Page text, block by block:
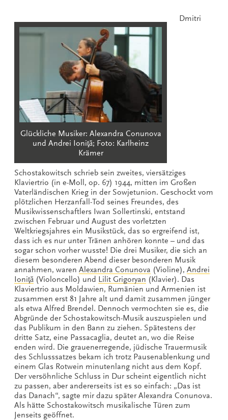
Glückliche Musiker: Alexandra Conunova
und Andrei Ioniţă; Foto: Karlheinz
Krämer
Dmitri
Schostakowitsch schrieb sein zweites, viersätziges
Klaviertrio (in e-Moll, op. 67) 1944, mitten im Großen
Vaterländischen Krieg in der Sowjetunion. Geschockt vom
plötzlichen Herzanfall-Tod seines Freundes, des
Musikwissenschaftlers Iwan Sollertinski, entstand
zwischen Februar und August des vorletzten
Weltkriegsjahres ein Musikstück, das so ergreifend ist,
dass ich es nur unter Tränen anhören konnte – und das
sogar schon vorher wusste! Die drei Musiker, die sich an
diesem besonderen Abend dieser besonderen Musik
annahmen, waren Alexandra Conunova (Violine), Andrei
Ioniţă (Violoncello) und Lilit Grigoryan (Klavier). Das
Klaviertrio aus Moldawien, Rumänien und Armenien ist
zusammen erst 81 Jahre alt und damit zusammen jünger
als etwa Alfred Brendel. Dennoch vermochten sie es, die
Abgründe der Schostakowitsch-Musik auszuspielen und
das Publikum in den Bann zu ziehen. Spätestens der
dritte Satz, eine Passacaglia, deutet an, wo die Reise
enden wird. Die grauenerregende, jüdische Trauermusik
des Schlusssatzes bekam ich trotz Pausenablenkung und
einem Glas Rotwein minutenlang nicht aus dem Kopf.
Der versöhnliche Schluss in Dur scheint eigentlich nicht
zu passen, aber andererseits ist es so einfach: „Das ist
das Danach“, sagte mir dazu später Alexandra Conunova.
Als hätte Schostakowitsch musikalische Türen zum
Jenseits geöffnet.